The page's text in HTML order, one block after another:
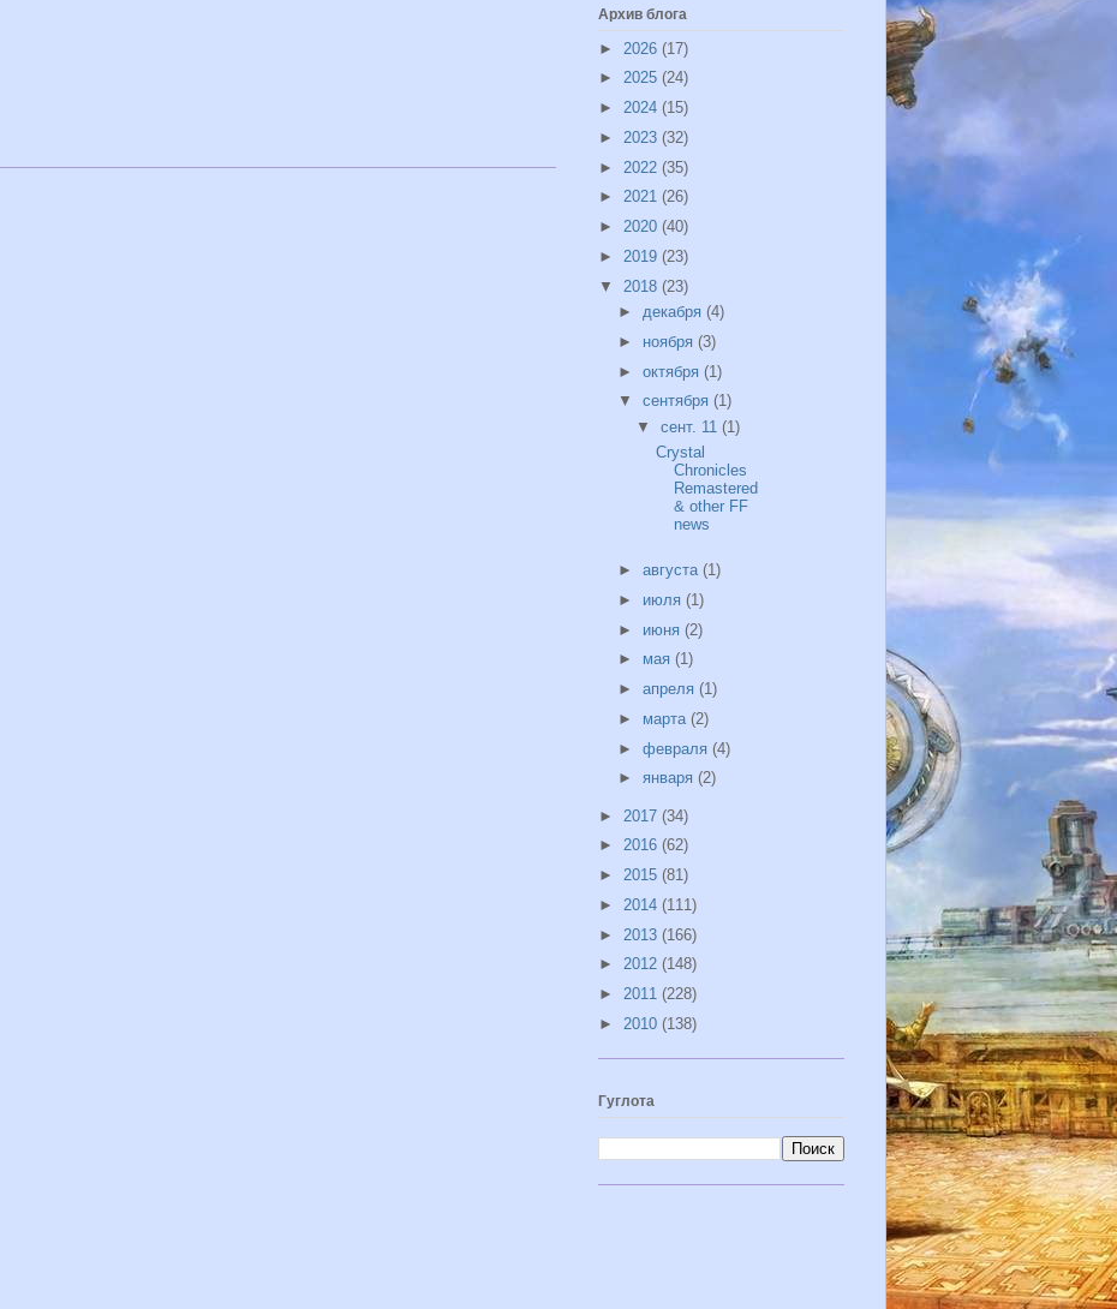
Архив блога
► 2026 (17)
► 2025 (24)
► 2024 (15)
► 2023 (32)
► 2022 (35)
► 2021 (26)
► 2020 (40)
► 2019 (23)
▼ 2018 (23)
► декабря (4)
► ноября (3)
► октября (1)
▼ сентября (1)
▼сент. 11(1)
Crystal
Chronicles
Remastered
& other FF
news
► августа (1)
► июля (1)
► июня (2)
► мая (1)
► апреля (1)
► марта (2)
► февраля (4)
► января (2)
► 2017 (34)
► 2016 (62)
► 2015 (81)
► 2014 (111)
► 2013 (166)
► 2012 (148)
► 2011 (228)
► 2010 (138)
Гуглота